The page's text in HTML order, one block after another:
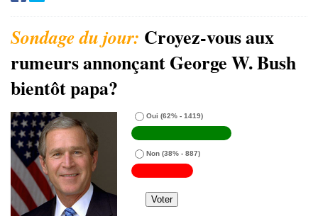
Croyez-vous aux
rumeurs annonçant George W. Bush
bientôt papa?
Oui (62% - 1419)
Non (38% - 887)